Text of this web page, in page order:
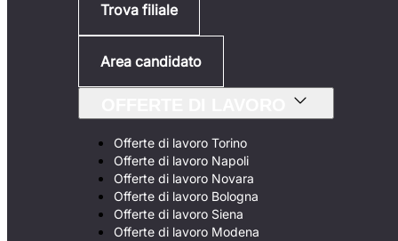
Trova filiale
Area candidato
Offerte di lavoro Torino
Offerte di lavoro Napoli
Offerte di lavoro Novara
Offerte di lavoro Bologna
Offerte di lavoro Siena
Offerte di lavoro Modena